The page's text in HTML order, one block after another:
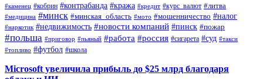
#каменец #кобрин #контрабанда #кража #кредит #курс_валют #литва
#медицина #минск #минская_область #мото #мошенничество #налог
#наркотик #недвижимость #новости компаний #пинск #пожар
#польша #приговор #пьяный #работа #россия #сигарета #суд #такси
#топливо #футбол #школа
Microsoft увеличила прибыль до $25 млрд благодаря